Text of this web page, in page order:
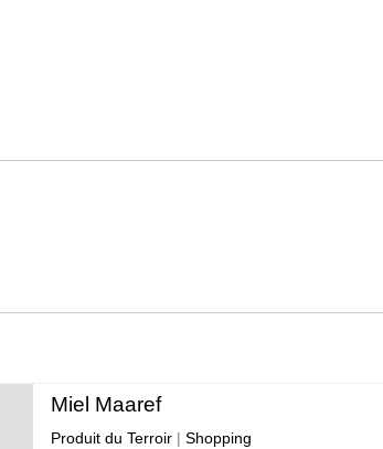
Miel Maaref
Produit du Terroir| Shopping